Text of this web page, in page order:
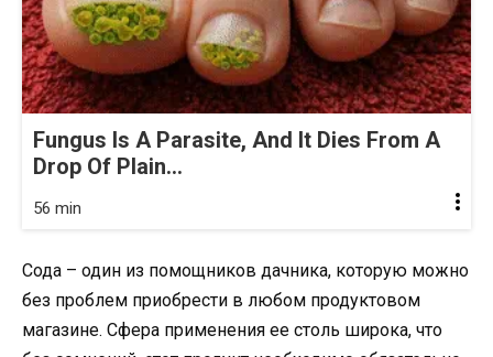
Fungus Is A Parasite, And It Dies From A
Drop Of Plain...
56 min
Сода – один из помощников дачника, которую можно
без проблем приобрести в любом продуктовом
магазине. Сфера применения ее столь широка, что